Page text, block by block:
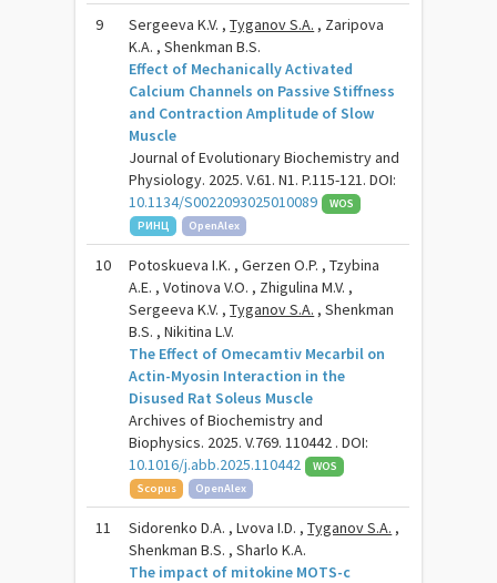
9 Sergeeva K.V. ,Tyganov S.A. , Zaripova
K.A. , Shenkman B.S.
Effect of Mechanically Activated
Calcium Channels on Passive Stiffness
and Contraction Amplitude of Slow
Muscle
Journal of Evolutionary Biochemistry and
Physiology. 2025. V.61. N1. P.115-121. DOI:
10.1134/S0022093025010089
WOS
РИНЦ
OpenAlex
10
Potoskueva I.K. , Gerzen O.P. , Tzybina
A.E. , Votinova V.O. , Zhigulina M.V. ,
Sergeeva K.V. ,Tyganov S.A. , Shenkman
B.S. , Nikitina L.V.
The Effect of Omecamtiv Mecarbil on
Actin-Myosin Interaction in the
Disused Rat Soleus Muscle
Archives of Biochemistry and
Biophysics. 2025. V.769. 110442 . DOI:
10.1016/j.abb.2025.110442
WOS
Scopus
OpenAlex
11 Sidorenko D.A. , Lvova I.D. ,Tyganov S.A. ,
Shenkman B.S. , Sharlo K.A.
The impact of mitokine MOTS-c